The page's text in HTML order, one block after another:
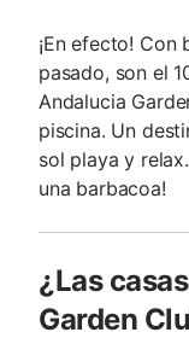
¡En efecto! Con
pasado, son el
Andalucia
piscina. Un
sol playa y
una barbacoa!
¿Las
Garden